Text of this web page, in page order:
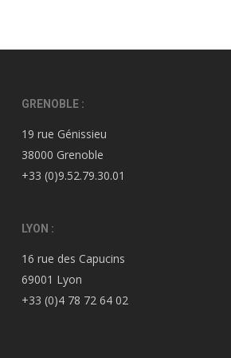
GRENOBLE :
19 rue Génissieu
38000 Grenoble
+33 (0)9.52.79.30.01
LYON :
16 rue des Capucins
69001 Lyon
+33 (0)4 78 72 64 02